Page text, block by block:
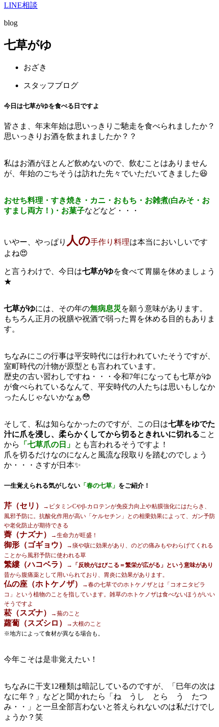
LINE相談
blog
七草がゆ
おざき
スタッフブログ
今日は七草がゆを食べる日ですよ
皆さま、年末年始は思いっきりご馳走を食べられましたか？
思いっきりお酒を飲まれましたか？？
私はお酒がほとんど飲めないので、飲むことはありません
が、年始のごちそうは訪れた先々でいただいてきました😆
おせち料理・すき焼き・カニ・おもち・お雑煮(白みそ・お
すまし両方！)・お菓子などなど・・・
いやー、やっぱり 人の手作り料理は本当においしいです
よね😍
と言うわけで、今日は七草がゆを食べて胃腸を休めましょう
★
七草がゆには、その年の無病息災 を願う意味があります。
もちろん正月の祝膳や祝酒で弱った胃を休める目的もありま
す。
ちなみにこの行事は平安時代には行われていたそうですが、
室町時代の汁物が原型とも言われています。
歴史の古い習わしですね・・・令和7年になっても七草がゆ
が食べられているなんて、平安時代の人たちは思いもしなか
ったんじゃないかなぁ😳
そして、私は知らなかったのですが、この日は七草をゆでた
汁に爪を浸し、柔らかくしてから切るときれいに切れること
から
「七草爪の日」 とも言われるそうですよ！
爪を切るだけなのになんと風流な段取りを踏むのでしょう
か・・・さすが日本✨
一生覚えられる気がしない 「春の七草」 をご紹介！
芹（セリ） → ビタミンCやβ-カロテンが免疫力向上や粘膜強化にはたらき、
風邪予防に。抗酸化作用が高い「ケルセチン」との相乗効果によって、ガン予防
や老化防止が期待できる
薺（ナズナ） →生命力が旺盛！
御形（ゴギョウ） →痰や咳に効果があり、のどの痛みもやわらげてくれる
ことから風邪予防に使われる草
繁縷（ハコベラ） →
「反映がはびこる＝繁栄が広がる」という意味があり
昔から腹痛薬として用いられており、胃炎に効果があります。
仏の座（ホトケノザ）
→春の七草でのホトケノザとは「コオニタビラ
コ」という植物のことを指しています。雑草のホトケノザは食べないほうがいい
そうですよ
菘（スズナ） →蕪のこと
蘿蔔（スズシロ）
→大根のこと
※地方によって食材が異なる場合も。
今年こそは是非覚えたい！
ちなみに干支12種類は暗記しているのですが、「巳年の次は
なに年？」などと聞かれたら「ね うし とら う たつ
み・・」と一旦全部言わないと答えられないのは私だけでし
ょうか？笑